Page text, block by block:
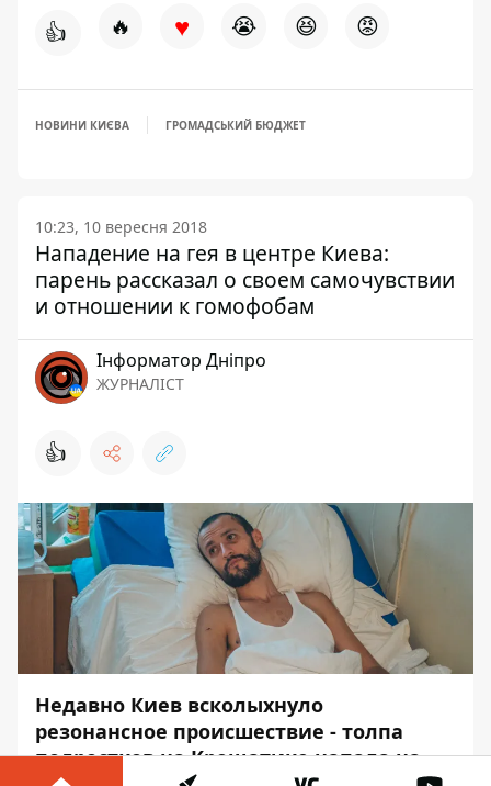
👍 🔥 ♥ 😭 😆 😡
НОВИНИ КИЄВА ГРОМАДСЬКИЙ БЮДЖЕТ
10:23, 10 вересня 2018
Нападение на гея в центре Киева:
парень рассказал о своем самочувствии
и отношении к гомофобам
Інформатор Дніпро
ЖУРНАЛІСТ
👍
Недавно Киев всколыхнуло
резонансное происшествие - толпа
подростков на Крещатике напала на